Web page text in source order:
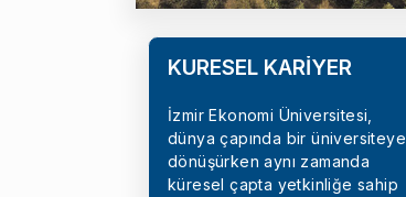
KÜRESEL KARİYER
İzmir Ekonomi Üniversitesi,
dünya çapında bir üniversiteye
dönüşürken aynı zamanda
küresel çapta yetkinliğe sahip